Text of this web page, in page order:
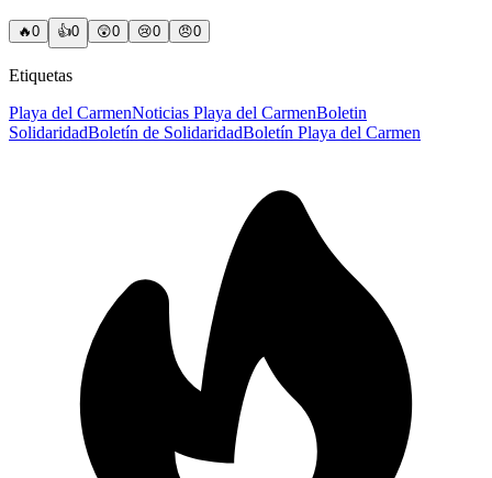
🔥0 👍0 😲0 😢0 😠0
Etiquetas
Playa del CarmenNoticias Playa del CarmenBoletin
SolidaridadBoletín de SolidaridadBoletín Playa del Carmen